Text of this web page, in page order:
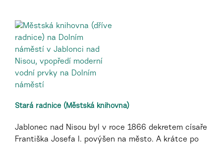
Stará radnice (Městská knihovna)
Jablonec nad Nisou byl v roce 1866 dekretem císaře
Františka Josefa I. povýšen na město. A krátce po